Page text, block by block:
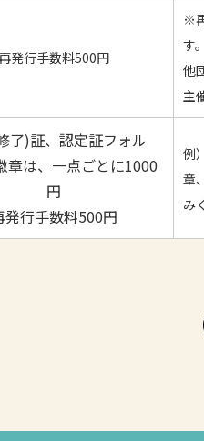
発行手数料500円
※
す。
他
主
了)証、認定証フォル
章は、一点ごとに1000
円
発行手数料500円
例
章
み